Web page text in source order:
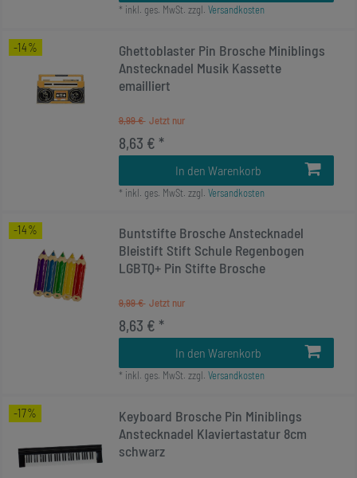
* inkl. ges. MwSt. zzgl. Versandkosten
-14%
Ghettoblaster Pin Brosche Miniblings
Anstecknadel Musik Kassette
emailliert
9,99 €
8,63 € *
In den Warenkorb
* inkl. ges. MwSt. zzgl. Versandkosten
-14%
Buntstifte Brosche Anstecknadel
Bleistift Stift Schule Regenbogen
LGBTQ+ Pin Stifte Brosche
9,99 €
8,63 € *
In den Warenkorb
* inkl. ges. MwSt. zzgl. Versandkosten
-17%
Keyboard Brosche Pin Miniblings
Anstecknadel Klaviertastatur 8cm
schwarz